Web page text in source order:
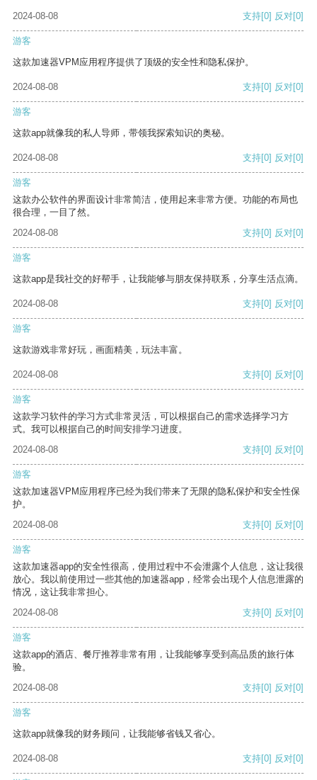
2024-08-08 支持[0] 反对[0]
游客
这款加速器VPM应用程序提供了顶级的安全性和隐私保护。
2024-08-08 支持[0] 反对[0]
游客
这款app就像我的私人导师，带领我探索知识的奥秘。
2024-08-08 支持[0] 反对[0]
游客
这款办公软件的界面设计非常简洁，使用起来非常方便。功能的布局也
很合理，一目了然。
2024-08-08
支持[0] 反对[0]
游客
这款app是我社交的好帮手，让我能够与朋友保持联系，分享生活点滴。
2024-08-08 支持[0] 反对[0]
游客
这款游戏非常好玩，画面精美，玩法丰富。
2024-08-08 支持[0] 反对[0]
游客
这款学习软件的学习方式非常灵活，可以根据自己的需求选择学习方
式。我可以根据自己的时间安排学习进度。
2024-08-08
支持[0] 反对[0]
游客
这款加速器VPM应用程序已经为我们带来了无限的隐私保护和安全性保
护。
2024-08-08
支持[0] 反对[0]
游客
这款加速器app的安全性很高，使用过程中不会泄露个人信息，这让我很
放心。我以前使用过一些其他的加速器app，经常会出现个人信息泄露的
情况，这让我非常担心。
2024-08-08
支持[0] 反对[0]
游客
这款app的酒店、餐厅推荐非常有用，让我能够享受到高品质的旅行体
验。
2024-08-08
支持[0] 反对[0]
游客
这款app就像我的财务顾问，让我能够省钱又省心。
2024-08-08 支持[0] 反对[0]